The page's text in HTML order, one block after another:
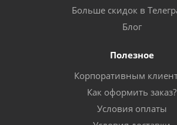
Больше скидок в
Блог
Полезное
Корпоративным
Как оформить заказ?
Условия оплаты